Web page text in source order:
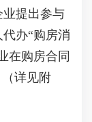
提出参与
办“购房消
在购房合同
详见附